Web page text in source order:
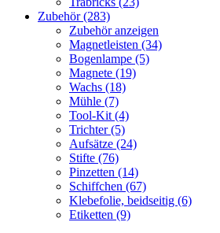
Zubehör (283)
Zubehör anzeigen
Magnetleisten (34)
Bogenlampe (5)
Magnete (19)
Wachs (18)
Mühle (7)
Tool-Kit (4)
Trichter (5)
Aufsätze (24)
Stifte (76)
Pinzetten (14)
Schiffchen (67)
Klebefolie, beidseitig (6)
Etiketten (9)